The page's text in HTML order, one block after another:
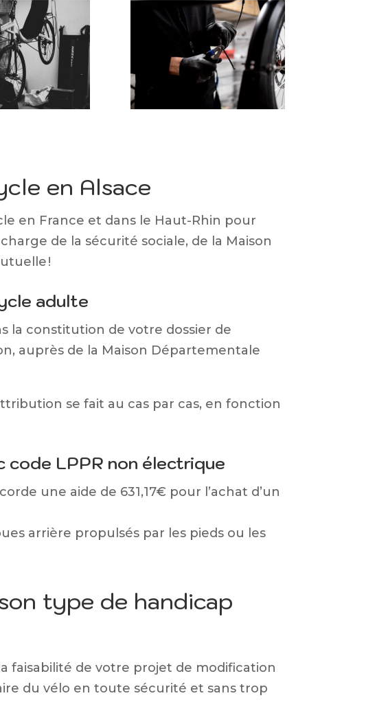
en Alsace
en France et dans le Haut-Rhin pour
de la sécurité sociale, de la Maison
!
adulte
la constitution de votre dossier de
auprès de la Maison Départementale
se fait au cas par cas, en fonction
code LPPR non électrique
une aide de 631,17€ pour l’achat d’un
arrière propulsés par les pieds ou les
type de handicap
faisabilité de votre projet de modification
du vélo en toute sécurité et sans trop